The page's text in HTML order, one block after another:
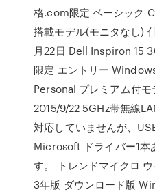
格.com限定 ベーシック
搭載モデル(モニタなし)
月22日 Dell Inspiron 15
限定 エントリー
Personal プレミアム付
2015/9/22 5GHz帯無線
対応していませんが、
Microsoft ドライバー1本
す。 トレンドマイクロ
3年版 ダウンロード版